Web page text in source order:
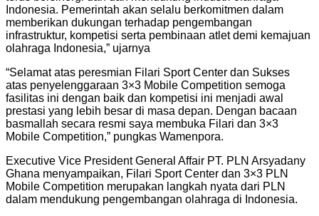
Indonesia. Pemerintah akan selalu berkomitmen dalam
memberikan dukungan terhadap pengembangan
infrastruktur, kompetisi serta pembinaan atlet demi kemajuan
olahraga Indonesia,” ujarnya
“Selamat atas peresmian Filari Sport Center dan Sukses
atas penyelenggaraan 3×3 Mobile Competition semoga
fasilitas ini dengan baik dan kompetisi ini menjadi awal
prestasi yang lebih besar di masa depan. Dengan bacaan
basmallah secara resmi saya membuka Filari dan 3×3
Mobile Competition,” pungkas Wamenpora.
Executive Vice President General Affair PT. PLN Arsyadany
Ghana menyampaikan, Filari Sport Center dan 3×3 PLN
Mobile Competition merupakan langkah nyata dari PLN
dalam mendukung pengembangan olahraga di Indonesia.